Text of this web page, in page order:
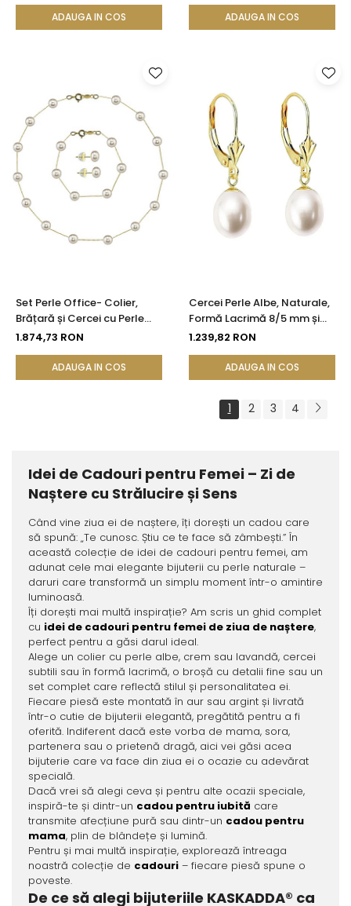
ADAUGA IN COS ADAUGA IN COS
Set Perle Office- Colier,
Brățară și Cercei cu Perle
Naturale Albe 4-5 mm, Aur
KASKADDA®
1.874,73 RON
ADAUGA IN COS
Cercei Perle Albe, Naturale,
Formă Lacrimă 8/5 mm și
Aur Galben 14K | KASKADDA®
1.239,82 RON
ADAUGA IN COS
1 2 3 4
Idei de Cadouri pentru Femei – Zi de
Naștere cu Strălucire și Sens
Când vine ziua ei de naștere, îți dorești un cadou care
să spună: „Te cunosc. Știu ce te face să zâmbești.” În
această colecție de idei de cadouri pentru femei, am
adunat cele mai elegante bijuterii cu perle naturale –
daruri care transformă un simplu moment într-o amintire
luminoasă.
Îți dorești mai multă inspirație? Am scris un ghid complet
cu idei de cadouri pentru femei de ziua de naștere,
perfect pentru a găsi darul ideal.
Alege un colier cu perle albe, crem sau lavandă, cercei
subtili sau în formă lacrimă, o broșă cu detalii fine sau un
set complet care reflectă stilul și personalitatea ei.
Fiecare piesă este montată în aur sau argint și livrată
într-o cutie de bijuterii elegantă, pregătită pentru a fi
oferită. Indiferent dacă este vorba de mama, sora,
partenera sau o prietenă dragă, aici vei găsi acea
bijuterie care va face din ziua ei o ocazie cu adevărat
specială.
Dacă vrei să alegi ceva și pentru alte ocazii speciale,
inspiră-te și dintr-un cadou pentru iubită care
transmite afecțiune pură sau dintr-un cadou pentru
mama, plin de blândețe și lumină.
Pentru și mai multă inspirație, explorează întreaga
noastră colecție de cadouri– fiecare piesă spune o
poveste.
De ce să alegi bijuteriile KASKADDA® ca